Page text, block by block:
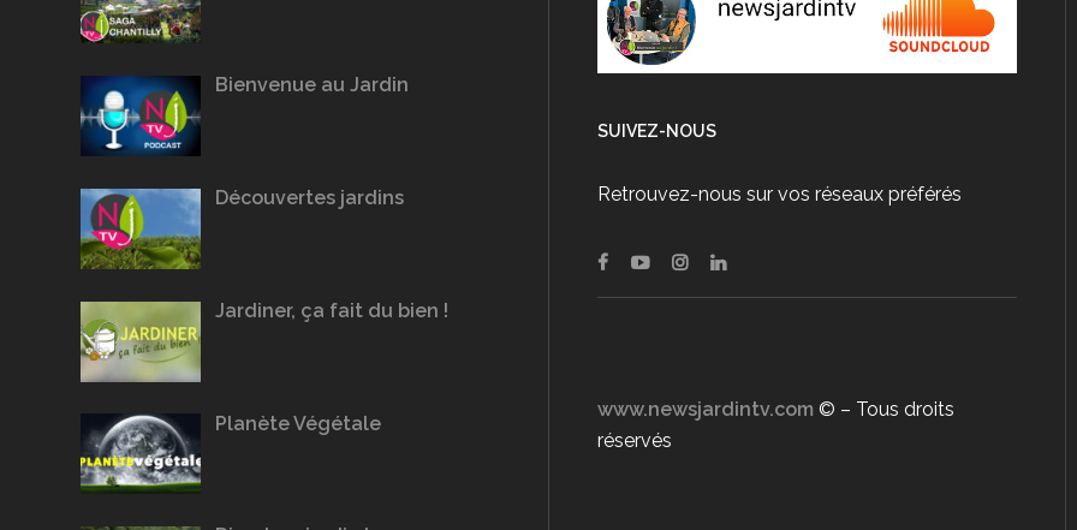
Bienvenue au Jardin
Découvertes jardins
Jardiner, ça fait du bien !
Planète Végétale
SUIVEZ-NOUS
Retrouvez-nous sur vos réseaux préférés
www.newsjardintv.com © – Tous droits
réservés